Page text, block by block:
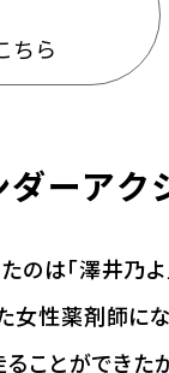
ちら
ーアク
は「澤井乃よ
女性薬剤師にな
ことができた